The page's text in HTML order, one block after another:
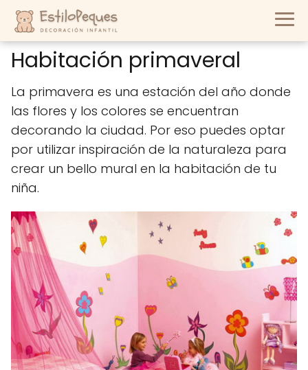
Habitación primaveral
La primavera es una estación del año donde
las flores y los colores se encuentran
decorando la ciudad. Por eso puedes optar
por utilizar inspiración de la naturaleza para
crear un bello mural en la habitación de tu
niña.